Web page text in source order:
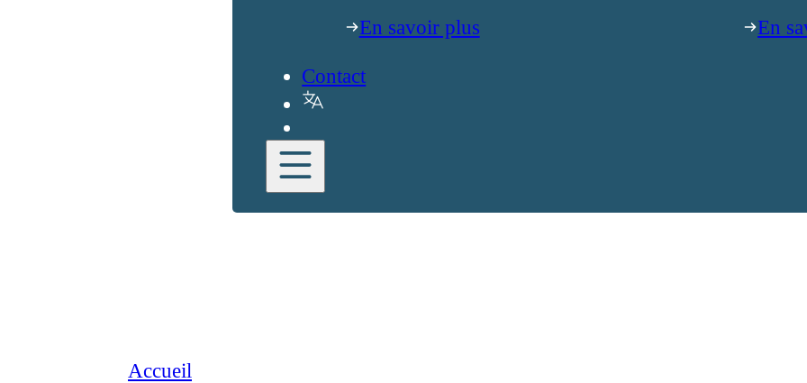
En savoir plus En
Contact
Accueil